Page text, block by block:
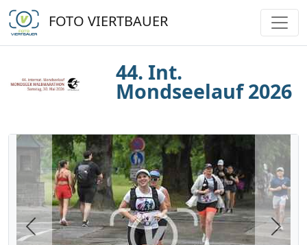
FOTO VIERTBAUER
44. Int.
Mondseelauf 2026
Previous Next